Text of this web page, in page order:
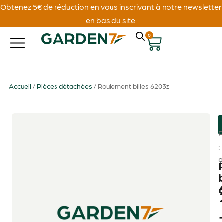
Obtenez 5€ de réduction en vous inscrivant à notre newsletter
en bas du site.
0
Accueil / Pièces détachées / Roulement billes 6203z
: